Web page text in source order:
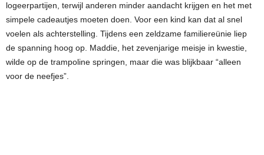
logeerpartijen, terwijl anderen minder aandacht krijgen en het met
simpele cadeautjes moeten doen. Voor een kind kan dat al snel
voelen als achterstelling. Tijdens een zeldzame familiereünie liep
de spanning hoog op. Maddie, het zevenjarige meisje in kwestie,
wilde op de trampoline springen, maar die was blijkbaar “alleen
voor de neefjes”.